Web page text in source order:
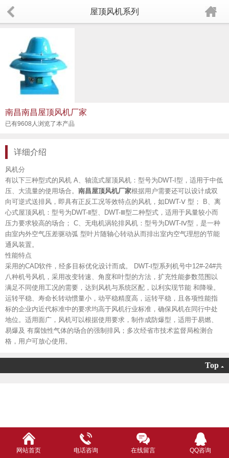
屋顶风机系列
南昌南昌屋顶风机厂家
已有9608人浏览了本产品
详细介绍
风机分
有以下三种型式的风机 A、轴流式屋顶风机：型号为DWT-I型，适用于中低
压、大流量的使用场合。 南昌屋顶风机厂家根据用户需要还可以设计成双
向可逆式送排风，即具有正反工况等效特点的风机，如DWT-Ⅴ 型； B、离
心式屋顶风机：型号为DWT-Ⅱ型、DWT-Ⅲ型二种型式，适用于风量较小而
压力要求较高的场合； C、无电机涡轮排风机：型号为DWT-Ⅳ型，是一种
由室内外空气压差驱动弧 型叶片随轴心转动从而排出室内空气理想的节能
通风装置。
性能特点
采用的CAD软件，经多目标优化设计而成。 DWT-Ⅰ型系列机号中12#-24#共
八种机号风机，采用改变转速、角度和叶型的方法，扩充性能参数范围以
满足不同使用工况的需要，达到风机与系统区配，以利实现节能 和降噪。
运转平稳、寿命长转动惯量小，动平稳精度高，运转平稳，且各项性能指
标的企业内近代标准中的要求均高于风机行业标准，确保风机在同行中处
地位。适用面广，风机可以根据使用要求，制作成防爆型，适用于易燃、
易爆及 有腐蚀性气体的场合的强制排风；多次经省市技术监督局检测合
格，用户可放心使用。
Top
网站首页 电话咨询 在线留言 QQ咨询